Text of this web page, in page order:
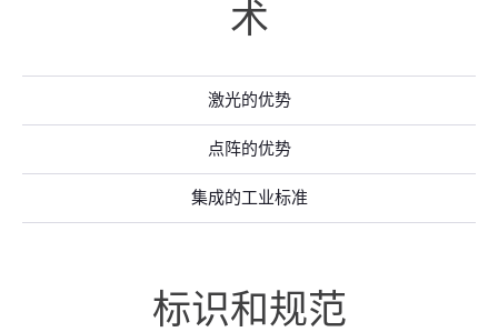
术
激光的优势
点阵的优势
集成的工业标准
标识和规范